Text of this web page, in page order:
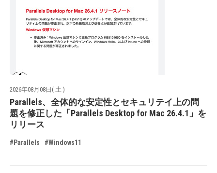
2026年08月08日( 土 )
Parallels、全体的な安定性とセキュリテイ上の問
題を修正した「Parallels Desktop for Mac 26.4.1」を
リリース
#Parallels #Windows11